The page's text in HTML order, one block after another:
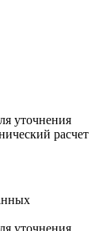
уточнения
расчет
уточнения